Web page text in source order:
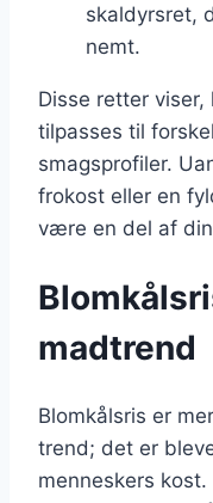
skaldyrsret,
nemt.
Disse retter
tilpasses til
smagsprofiler.
frokost eller en
være en del af
madtrend
Blomkålsris er
trend; det er
menneskers